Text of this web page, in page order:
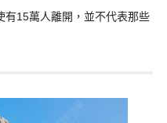
有15萬人離開，並不代表那些